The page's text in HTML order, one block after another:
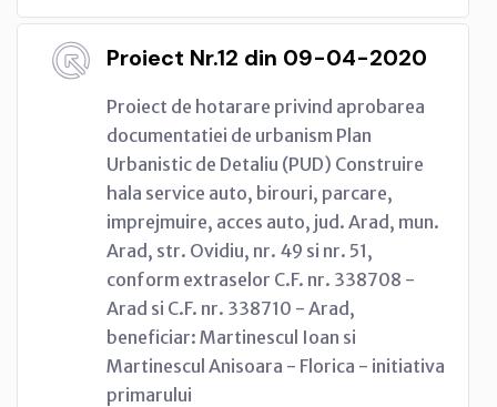
Proiect Nr.12 din 09-04-2020
Proiect de hotarare privind aprobarea
documentatiei de urbanism Plan
Urbanistic de Detaliu (PUD) Construire
hala service auto, birouri, parcare,
imprejmuire, acces auto, jud. Arad, mun.
Arad, str. Ovidiu, nr. 49 si nr. 51,
conform extraselor C.F. nr. 338708 -
Arad si C.F. nr. 338710 - Arad,
beneficiar: Martinescul Ioan si
Martinescul Anisoara - Florica - initiativa
primarului